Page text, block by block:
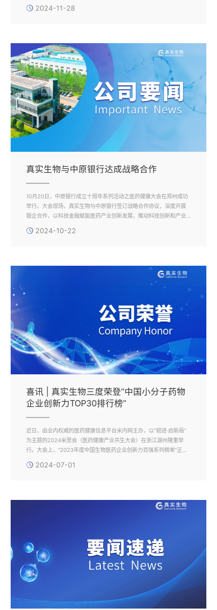
2024-11-28
真实生物与中原银行达成战略合作
10月20日，中原银行成立十周年系列活动之医药健康大会在郑州成功
举行。大会现场，真实生物与中原银行签订战略合作协议，深度开展
银企合作，以科技金融赋能医药产业创新发展，推动科技创新和产业
2024-10-22
喜讯 | 真实生物三度荣登“中国小分子药物
企业创新力TOP30排行榜”
近日，由业内权威的医药健康信息平台米内网主办，以“韧进·启新局”
为主题的2024米思会（医药健康产业共生大会）在浙江湖州隆重举
行。大会上，“2023年度中国生物医药企业创新力百强系列榜单”正式
排行榜”，自2021年起公司连续三年获此殊荣，这表明真实生物的创新
2024-07-01